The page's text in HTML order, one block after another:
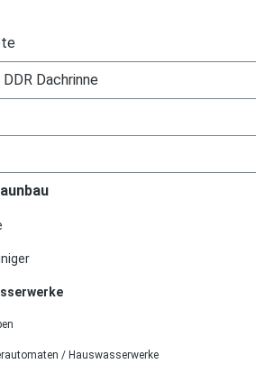
Dachrinne
/ Hauswasserwerke